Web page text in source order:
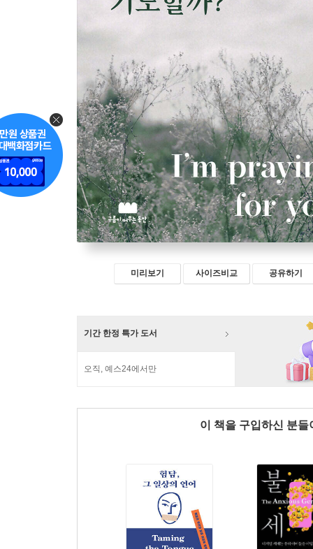
미리보기 사이즈비교 공유하기
기간 한정 특가 도서
오직, 예스24에서만
이 책을 구입하신 분